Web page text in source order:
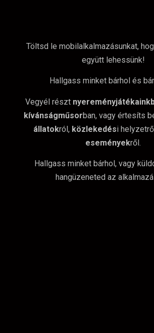
Töltsd le mobilalkalmazásunkat,
együtt lehessünk!
Hallgass minket bárhol és
Vegyél részt
kívánságműsorban, vagy értesíts
állatokról, közlekedési
eseményekről.
Hallgass minket bárhol, vagy
hangüzeneted az